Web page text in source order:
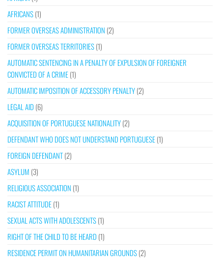
AFRICANS(1)
FORMER OVERSEAS ADMINISTRATION (2)
FORMER OVERSEAS TERRITORIES(1)
AUTOMATIC SENTENCING IN A PENALTY OF EXPULSION OF FOREIGNER
CONVICTED OF A CRIME(1)
AUTOMATIC IMPOSITION OF ACCESSORY PENALTY(2)
LEGAL AID (6)
ACQUISITION OF PORTUGUESE NATIONALITY(2)
DEFENDANT WHO DOES NOT UNDERSTAND PORTUGUESE(1)
FOREIGN DEFENDANT(2)
ASYLUM (3)
RELIGIOUS ASSOCIATION (1)
RACIST ATTITUDE(1)
SEXUAL ACTS WITH ADOLESCENTS(1)
RIGHT OF THE CHILD TO BE HEARD (1)
RESIDENCE PERMIT ON HUMANITARIAN GROUNDS(2)